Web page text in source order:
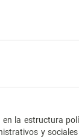
la estructura
y